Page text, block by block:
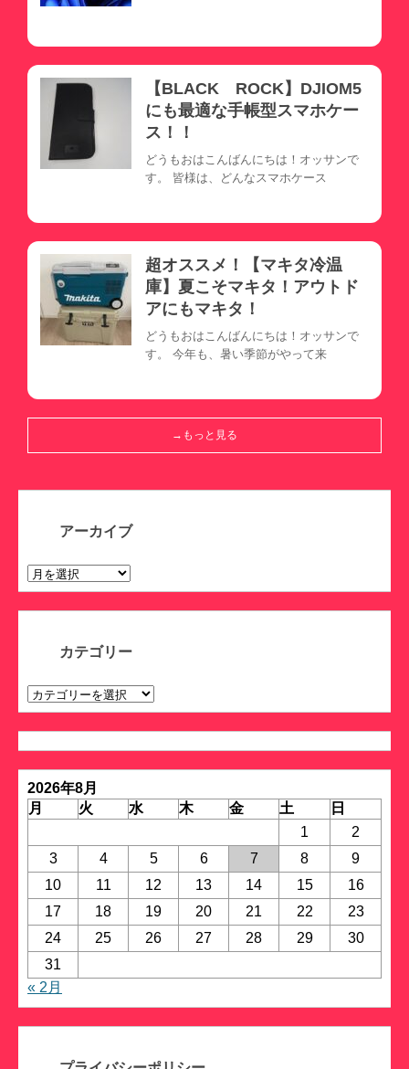
【BLACK ROCK】DJIOM5
にも最適な手帳型スマホケー
ス！！
どうもおはこんばんにちは！オッサンで
す。 皆様は、どんなスマホケース
超オススメ！【マキタ冷温
庫】夏こそマキタ！アウトド
アにもマキタ！
どうもおはこんばんにちは！オッサンで
す。 今年も、暑い季節がやって来
→もっと見る
アーカイブ
ア
ー
カ
カテゴリー
カ
テ
ゴ
リ
ー
2026年8月
月
火 水 木 金 土
日
1
2
3
4 5 6 7 8
9
10
11 12 13 14 15
16
17
18 19 20 21 22
23
24
25 26 27 28 29
30
31
« 2月